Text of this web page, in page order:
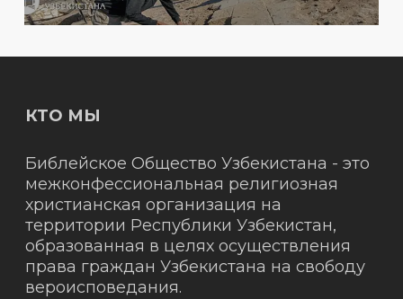
КТО МЫ
Библейское Общество Узбекистана - это
межконфессиональная религиозная
христианская организация на
территории Республики Узбекистан,
образованная в целях осуществления
права граждан Узбекистана на свободу
вероисповедания.